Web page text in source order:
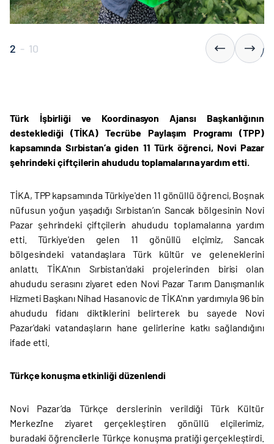
2 - 10
Türk İşbirliği ve Koordinasyon Ajansı Başkanlığının
desteklediği (TİKA) Tecrübe Paylaşım Programı (TPP)
kapsamında Sırbistan’a giden 11 Türk öğrenci, Novi Pazar
şehrindeki çiftçilerin ahududu toplamalarına yardım etti.
TİKA, TPP kapsamında Türkiye'den 11 gönüllü öğrenci, Boşnak
nüfusun yoğun yaşadığı Sırbistan’ın Sancak bölgesinin Novi
Pazar şehrindeki çiftçilerin ahududu toplamalarına yardım
etti. Türkiye'den gelen 11 gönüllü elçimiz, Sancak
bölgesindeki vatandaşlara Türk kültür ve geleneklerini
anlattı. TİKA'nın Sırbistan'daki projelerinden birisi olan
ahududu serasını ziyaret eden Novi Pazar Tarım Danışmanlık
Hizmeti Başkanı Nihad Hasanovic de TİKA'nın yardımıyla 96 bin
ahududu fidanı diktiklerini belirterek bu sayede Novi
Pazar'daki vatandaşların hane gelirlerine katkı sağlandığını
ifade etti.
Türkçe konuşma etkinliği düzenlendi
Novi Pazar’da Türkçe derslerinin verildiği Türk Kültür
Merkezi’ne ziyaret gerçekleştiren gönüllü elçilerimiz,
buradaki öğrencilerle Türkçe konuşma pratiği gerçekleştirdi.